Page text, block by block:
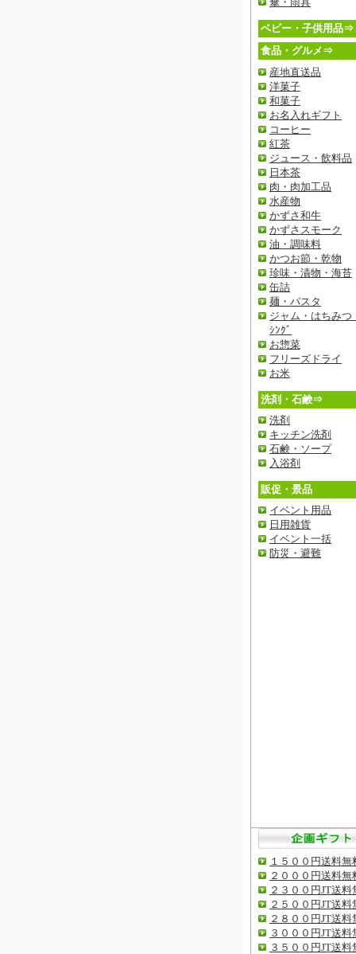
ベビー・子供用品⇒
食品・グルメ⇒
産地直送品
洋菓子
和菓子
お名入れギフト
コーヒー
紅茶
ジュース・飲料品
日本茶
肉・肉加工品
水産物
かずさ和牛
かずさスモーク
油・調味料
かつお節・乾物
珍味・漬物・海苔
缶詰
麺・パスタ
ジャム・はちみつ
ｼﾝｸﾞ
お惣菜
フリーズドライ
お米
洗剤・石鹸⇒
洗剤
キッチン洗剤
石鹸・ソープ
入浴剤
販促・景品
イベント用品
日用雑貨
イベント一括
防災・避難
１５００円送料無
２０００円送料無
２３００円JT送料
２５００円JT送料
２８００円JT送料
３０００円JT送料
３５００円JT送料